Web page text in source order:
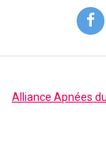
Alliance Apnées